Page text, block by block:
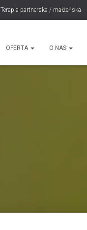
Terapia partnerska / małżeńska
OFERTA O NAS